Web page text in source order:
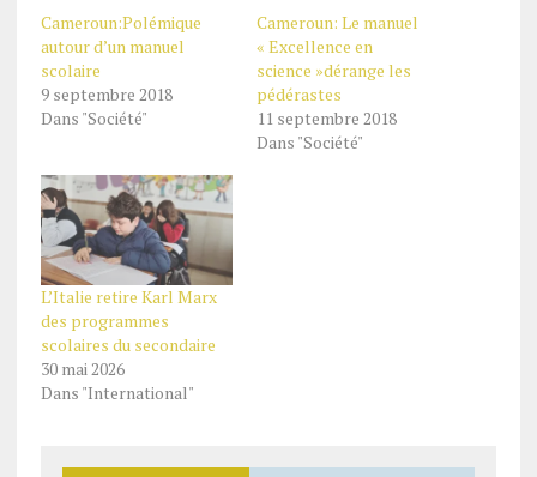
Cameroun:Polémique
autour d’un manuel
scolaire
9 septembre 2018
Dans "Société"
Cameroun: Le manuel
« Excellence en
science »dérange les
pédérastes
11 septembre 2018
Dans "Société"
L’Italie retire Karl Marx
des programmes
scolaires du secondaire
30 mai 2026
Dans "International"